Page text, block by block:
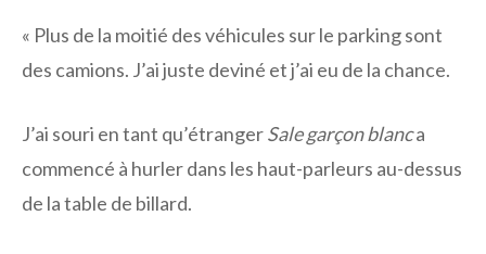
« Plus de la moitié des véhicules sur le parking sont
des camions. J’ai juste deviné et j’ai eu de la chance.
J’ai souri en tant qu’étrangerSale garçon blanca
commencé à hurler dans les haut-parleurs au-dessus
de la table de billard.